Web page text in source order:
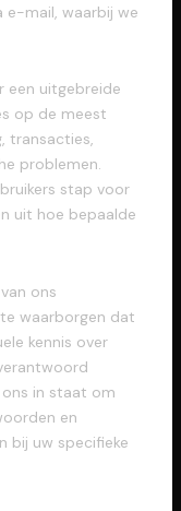
e-mail, waarbij we
een uitgebreide
op de meest
transacties,
problemen.
stap voor
uit hoe bepaalde
ons
waarborgen dat
kennis over
in staat om
en
bij uw specifieke